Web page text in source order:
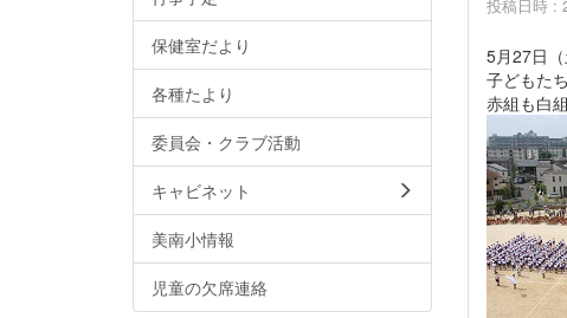
投稿日時 :
5月27日
子どもた
赤組も白
保健室だより
各種たより
委員会・クラブ活動
キャビネット
美南小情報
児童の欠席連絡